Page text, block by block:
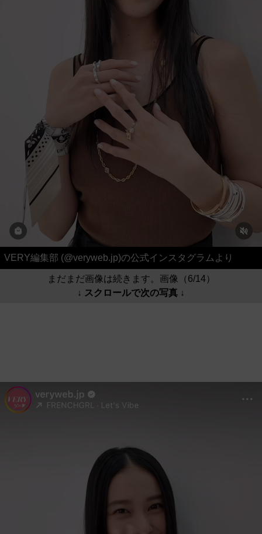
VERY編集部 (@veryweb.jp)の公式インスタグラムより
まだまだ画像は続きます。画像（6/14）
↓ スクロールで次の写真 ↓